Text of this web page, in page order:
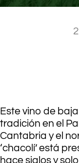
Este vino de
tradición en el
Cantabria y el
‘chacolí’ está
hace siglos y